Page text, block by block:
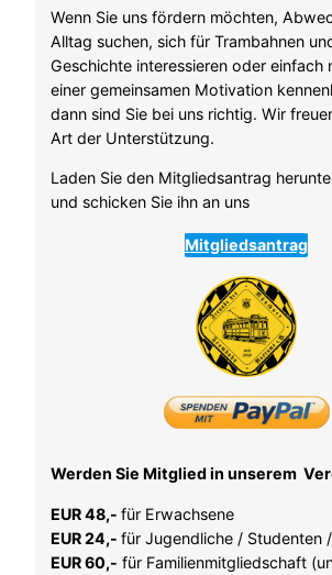
Wenn Sie uns fördern möchten,
Alltag suchen, sich für Trambahnen
Geschichte interessieren oder einfach
einer gemeinsamen Motivation
dann sind Sie bei uns richtig. Wir
Art der Unterstützung.
Laden Sie den Mitgliedsantrag
und schicken Sie ihn an uns
Mitgliedsantrag
Werden Sie Mitglied in unserem
EUR 48,- für Erwachsene
EUR 24,- für Jugendliche / Studenten
EUR 60,- für Familienmitgliedschaft